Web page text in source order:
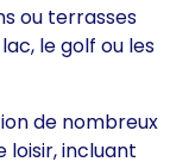
ou terrasses
le golf ou les
de nombreux
incluant